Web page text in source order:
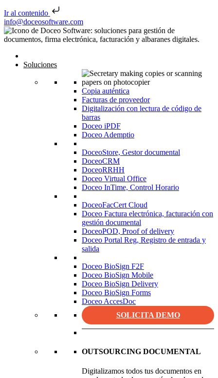
Ir al contenido
Saltar al contenido
info@doceosoftware.com
Soluciones
Copia auténtica
Facturas de proveedor
Digitalización con lectura de código de
barras
Doceo iPDF
Doceo Ademptio
DoceoStore, Gestor documental
DoceoCRM
DoceoRRHH
Doceo Virtual Office
Doceo InTime, Control Horario
DoceoFacCert Cloud
Doceo Factura electrónica, facturación con
gestión documental
DoceoPOD, Proof of delivery
Doceo Portal Reg, Registro de entrada y
salida
Doceo BioSign F2F
Doceo BioSign Mobile
Doceo BioSign Delivery
Doceo BioSign Forms
Doceo AccesDoc
SOLICITA DEMO
OUTSOURCING DOCUMENTAL
Digitalizamos todos tus documentos en